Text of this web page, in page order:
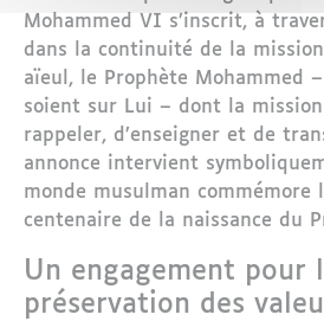
Mohammed VI s’inscrit, à
dans la continuité de la
aïeul, le Prophète Mohammed
soient sur Lui – dont la
rappeler, d’enseigner et de
annonce intervient
monde musulman commémore
centenaire de la naissance du
Un engagement pour
préservation des